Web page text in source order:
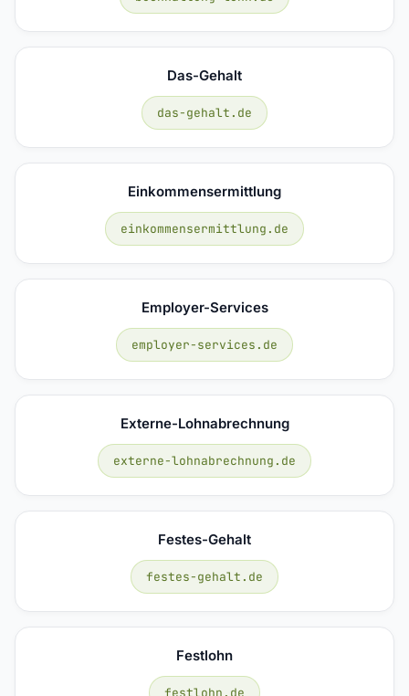
Das-Gehalt
das-gehalt.de
Einkommensermittlung
einkommensermittlung.de
Employer-Services
employer-services.de
Externe-Lohnabrechnung
externe-lohnabrechnung.de
Festes-Gehalt
festes-gehalt.de
Festlohn
festlohn.de